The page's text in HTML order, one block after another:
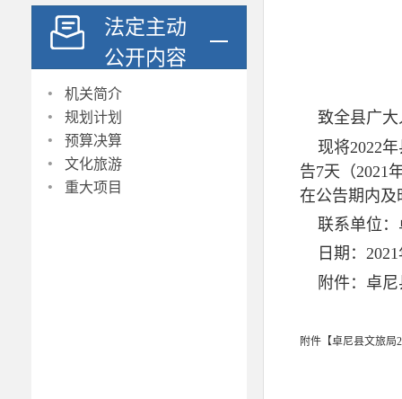
法定主动
公开内容
· 机关简介
· 规划计划
· 预算决算
· 文化旅游
· 重大项目
致全县广大
现将2022年
告7天（2021
在公告期内及
联系单位：
日期：2021
附件：卓尼
附件【卓尼县文旅局